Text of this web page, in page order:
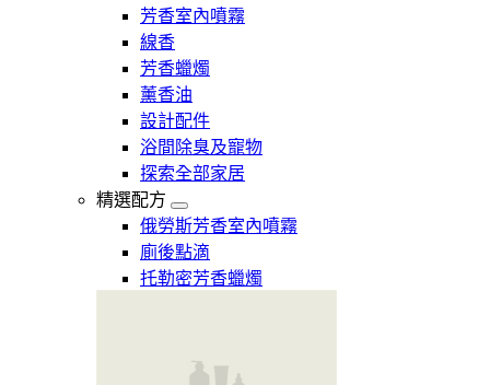
芳香室內噴霧
線香
芳香蠟燭
薰香油
設計配件
浴間除臭及寵物
探索全部家居
精選配方
俄勞斯芳香室內噴霧
廁後點滴
托勒密芳香蠟燭